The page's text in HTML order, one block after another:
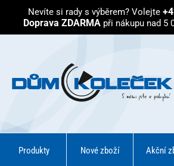
Nevíte si rady s výběrem? Volejte
Doprava ZDARMA při nákupu nad 5
Produkty Nové zboží Akční